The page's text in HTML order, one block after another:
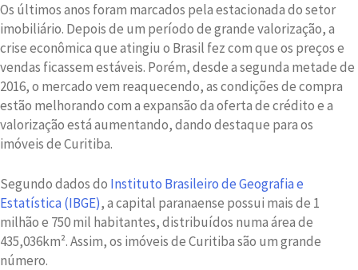
Os últimos anos foram marcados pela estacionada do setor
imobiliário. Depois de um período de grande valorização, a
crise econômica que atingiu o Brasil fez com que os preços e
vendas ficassem estáveis. Porém, desde a segunda metade de
2016, o mercado vem reaquecendo, as condições de compra
estão melhorando com a expansão da oferta de crédito e a
valorização está aumentando, dando destaque para os
imóveis de Curitiba.
Segundo dados do Instituto Brasileiro de Geografia e
Estatística (IBGE), a capital paranaense possui mais de 1
milhão e 750 mil habitantes, distribuídos numa área de
435,036km². Assim, os imóveis de Curitiba são um grande
número.